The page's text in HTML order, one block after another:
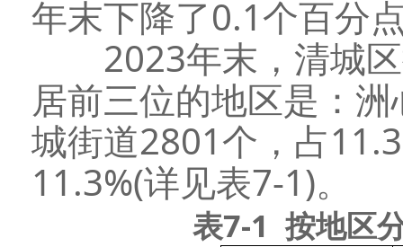
年末下降了0.1个百分
2023年末，清城区
居前三位的地区是：
城街道2801个，占
11.3%(详见表7-1)。
表7-1 按地区